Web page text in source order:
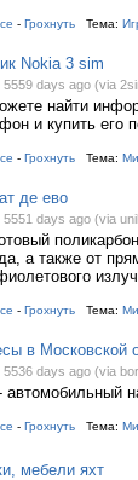
- Грохнуть Тема:
Nokia 3 sim
5559 days ago (via
найти
и купить его
- Грохнуть Тема:
де ево
5551 days ago (via
а также от
- Грохнуть Тема:
в Московской
5536 days ago (via
- Грохнуть Тема:
мебели яхт